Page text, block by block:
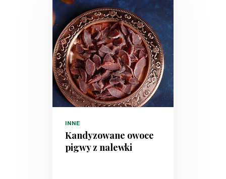
INNE
Kandyzowane owoce
pigwy z nalewki